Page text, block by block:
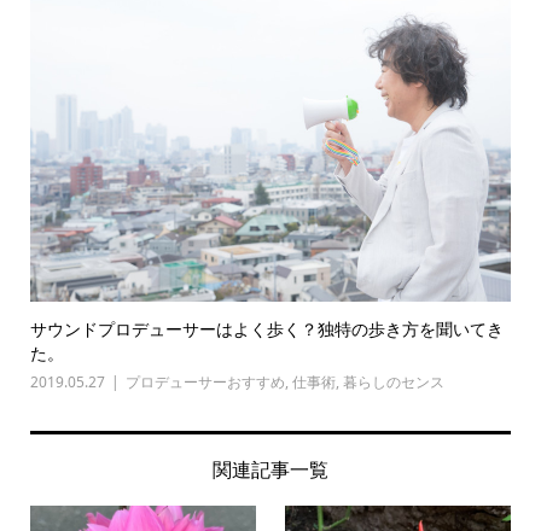
サウンドプロデューサーはよく歩く？独特の歩き方を聞いてき
た。
2019.05.27 プロデューサーおすすめ, 仕事術, 暮らしのセンス
関連記事一覧